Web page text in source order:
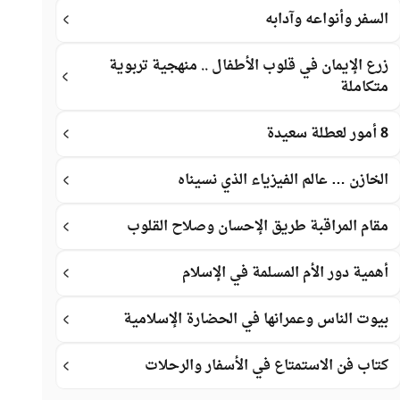
السفر وأنواعه وآدابه
زرع الإيمان في قلوب الأطفال .. منهجية تربوية
متكاملة
8 أمور لعطلة سعيدة
الخازن … عالم الفيزياء الذي نسيناه
مقام المراقبة طريق الإحسان وصلاح القلوب
أهمية دور الأم المسلمة في الإسلام
بيوت الناس وعمرانها في الحضارة الإسلامية
كتاب فن الاستمتاع في الأسفار والرحلات